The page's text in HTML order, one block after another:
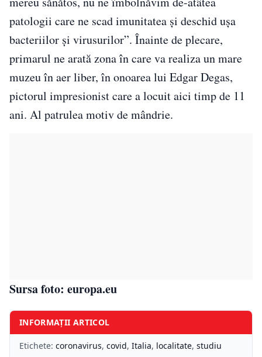
patologii care ne scad imunitatea și deschid ușa
bacteriilor și virusurilor”. Înainte de plecare,
primarul ne arată zona în care va realiza un mare
muzeu în aer liber, în onoarea lui Edgar Degas,
pictorul impresionist care a locuit aici timp de 11
ani. Al patrulea motiv de mândrie.
Sursa foto: europa.eu
INFORMAȚII ARTICOL
Etichete: coronavirus, covid, Italia, localitate, studiu